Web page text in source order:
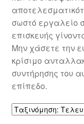
Πολιτική
Σχετικά με εμάς
σωστό εργαλείο
επισκευής
Μην χάσετε την
κρίσιμο
συντήρησης του
επίπεδο.